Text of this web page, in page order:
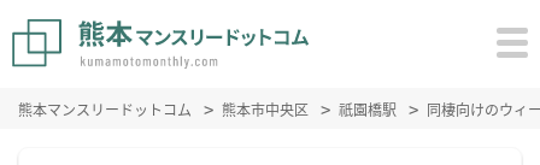
熊本マンスリードットコム 熊本市中央区 祇園橋駅 同棲向けのウィ